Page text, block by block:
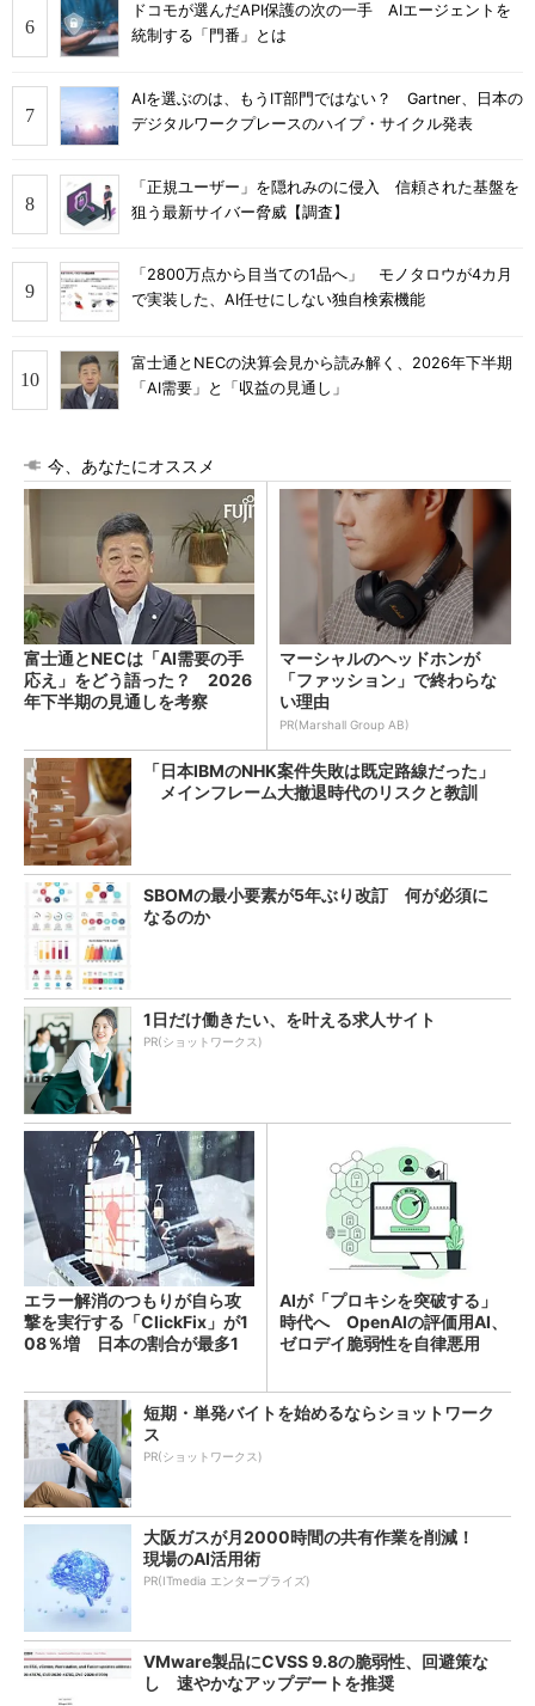
ドコモが選んだAPI保護の次の一手 AIエージェントを
統制する「門番」とは
AIを選ぶのは、もうIT部門ではない？ Gartner、日本の
デジタルワークプレースのハイプ・サイクル発表
「正規ユーザー」を隠れみのに侵入 信頼された基盤を
狙う最新サイバー脅威【調査】
「2800万点から目当ての1品へ」 モノタロウが4カ月
で実装した、AI任せにしない独自検索機能
富士通とNECの決算会見から読み解く、2026年下半期
「AI需要」と「収益の見通し」
今、あなたにオススメ
富士通とNECは「AI需要の手
応え」をどう語った？ 2026
年下半期の見通しを考察
マーシャルのヘッドホンが
「ファッション」で終わらな
い理由
PR(Marshall Group AB)
「日本IBMのNHK案件失敗は既定路線だった」
メインフレーム大撤退時代のリスクと教訓
SBOMの最小要素が5年ぶり改訂 何が必須に
なるのか
1日だけ働きたい、を叶える求人サイト
PR(ショットワークス)
エラー解消のつもりが自ら攻
撃を実行する「ClickFix」が1
08％増 日本の割合が最多1
AIが「プロキシを突破する」
時代へ OpenAIの評価用AI、
ゼロデイ脆弱性を自律悪用
短期・単発バイトを始めるならショットワーク
ス
PR(ショットワークス)
大阪ガスが月2000時間の共有作業を削減！
現場のAI活用術
PR(ITmedia エンタープライズ)
VMware製品にCVSS 9.8の脆弱性、回避策な
し 速やかなアップデートを推奨